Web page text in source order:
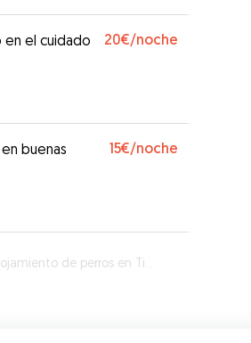
en el cuidado
20€/noche
buenas
15€/noche
de perros en Timón (Madrid)